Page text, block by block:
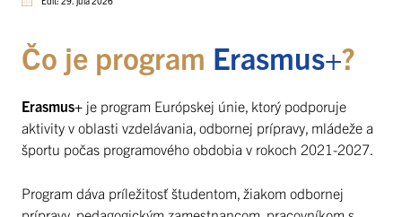
Čo je program Erasmus+?
Erasmus+ je program Európskej únie, ktorý podporuje
aktivity v oblasti vzdelávania, odbornej prípravy, mládeže a
športu počas programového obdobia v rokoch 2021-2027.
Program dáva príležitosť študentom, žiakom odbornej